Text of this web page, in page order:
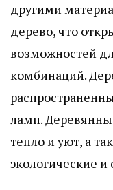
другими
дерево, что
возможностей
комбинаций.
ламп.
тепло и уют, а
экологические